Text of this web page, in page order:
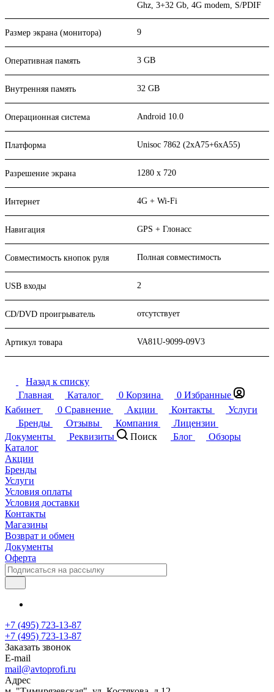
Ghz, 3+32 Gb, 4G modem, S/PDIF
Размер экрана (монитора) 9
Оперативная память 3 GB
Внутренняя память 32 GB
Операционная система Android 10.0
Платформа Unisoc 7862 (2xA75+6xA55)
Разрешение экрана 1280 x 720
Интернет 4G + Wi-Fi
Навигация GPS + Глонасс
Совместимость кнопок руля Полная совместимость
USB входы 2
CD/DVD проигрыватель отсутствует
Артикул товара VA81U-9099-09V3
Назад к списку
Главная
Каталог 0 Корзина 0 Избранные
Кабинет
0 Сравнение Акции Контакты
Услуги
Бренды
Отзывы Компания
Лицензии
Документы
Реквизиты Поиск Блог
Обзоры
Каталог
Акции
Бренды
Услуги
Условия оплаты
Условия доставки
Контакты
Магазины
Возврат и обмен
Документы
Оферта
+7 (495) 723-13-87
+7 (495) 723-13-87
Заказать звонок
E-mail
mail@avtoprofi.ru
Адрес